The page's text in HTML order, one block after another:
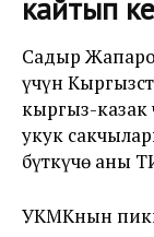
кайтып
Садыр
үчүн
кыргыз-
укук
бүткүчө аны
УКМКнын